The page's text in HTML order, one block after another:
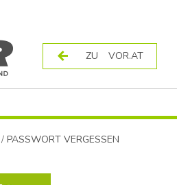
ZU VOR.AT
/ PASSWORT VERGESSEN